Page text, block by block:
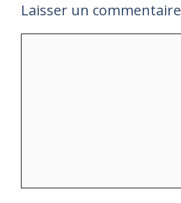
Laisser un commentaire